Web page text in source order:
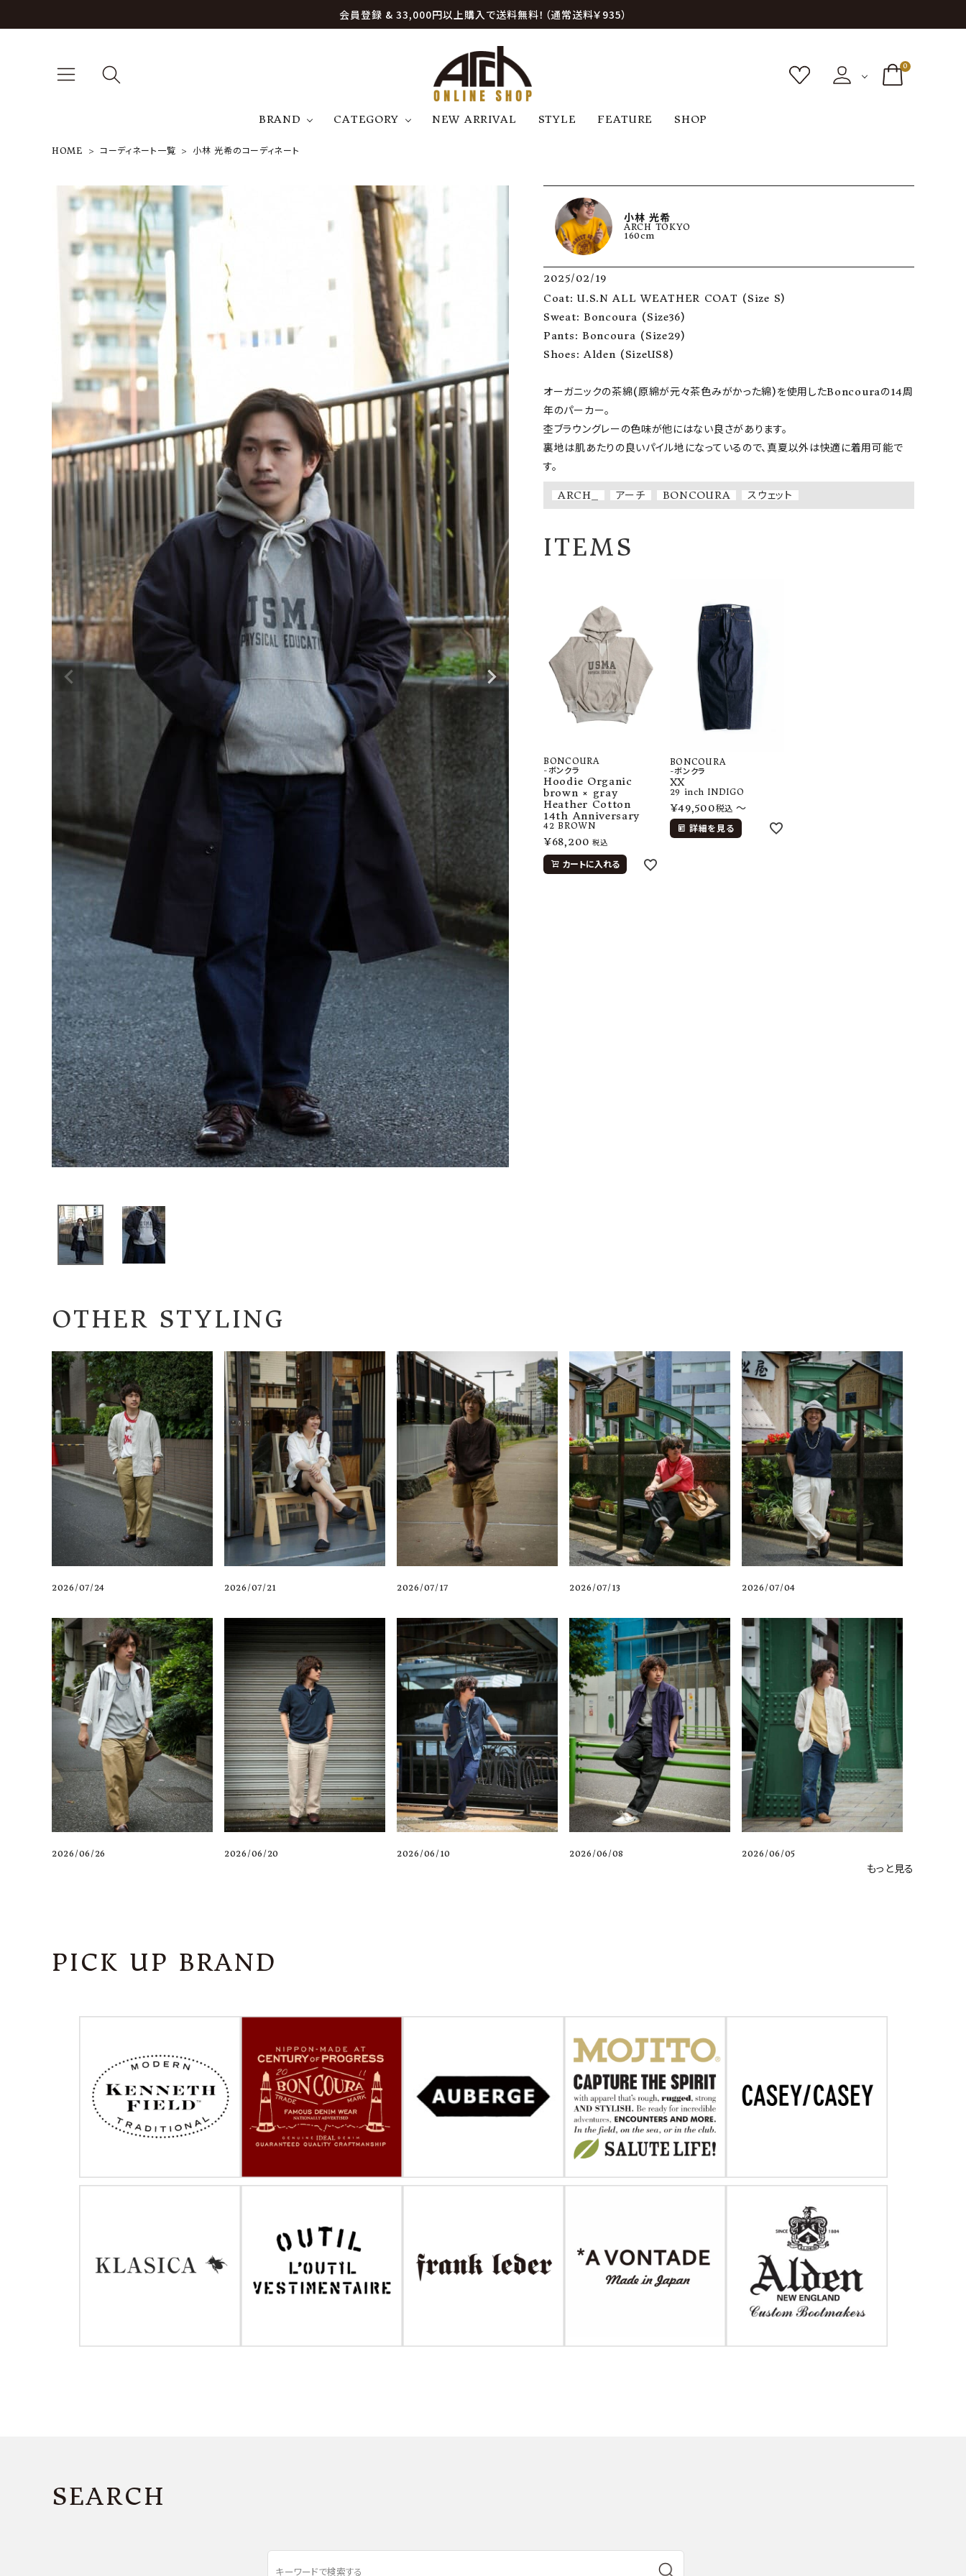
会員登録 & 33,000円以上購入で送料無料！（通常送料￥935）
0
BRAND
K N
U
アーチ アーチサッポロ オールデン ア ボンタージ
アナトミカ アストールフレックス アーツアンドクラフツ
CATEGORY
帽子
アクセサリー ファッション雑貨 ヴィンテージ
NEW ARRIVAL STYLE FEATURE SHOP
NEW ARRIVAL
CATEGORY
CONTENTS
INFORMATION
ご利用ガイド
プライバシーポリシー
特定商取引法について
お問い合わせ
OFFICIAL WEB SITE
ACCOUNT MENU
ようこそ ゲスト 様
ログイン person 会員登録
HOME コーディネート一覧 小林 光希のコーディネート
小林 光希
ARCH TOKYO
160cm
2025/02/19
Coat: U.S.N ALL WEATHER COAT (Size S)
Sweat: Boncoura (Size36)
Pants: Boncoura (Size29)
Shoes: Alden (SizeUS8)
オーガニックの茶綿(原綿が元々茶色みがかった綿)を使用したBoncouraの14周
年のパーカー。
杢ブラウングレーの色味が他にはない良さがあります。
裏地は肌あたりの良いパイル地になっているので、真夏以外は快適に着用可能で
す。
ARCH_ アーチ BONCOURA スウェット
ITEMS
BONCOURA
-ボンクラ
Hoodie Organic
brown × gray
Heather Cotton
14th Anniversary
42 BROWN
¥68,200 税込
カートに入れる
BONCOURA
-ボンクラ
XX
29 inch INDIGO
¥49,500税込 〜
詳細を見る
OTHER STYLING
2026/07/24 2026/07/21 2026/07/17 2026/07/13 2026/07/04
2026/06/26 2026/06/20 2026/06/10 2026/06/08 2026/06/05
もっと見る
PICK UP BRAND
SEARCH